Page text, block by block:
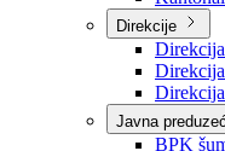
Uprave
Direkcije
Direkcija
Direkcija